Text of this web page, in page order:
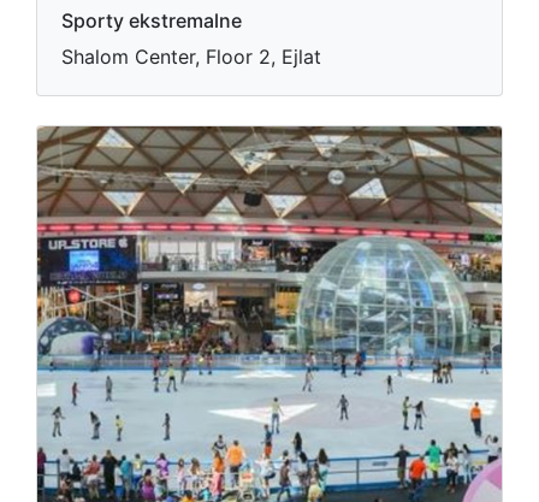
Sporty ekstremalne
Shalom Center, Floor 2, Ejlat